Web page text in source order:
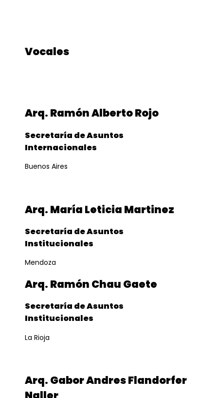
Vocales
Arq. Ramón Alberto Rojo
Secretaría de Asuntos
Internacionales
Buenos Aires
Arq. María Leticia Martinez
Secretaría de Asuntos
Institucionales
Mendoza
Arq. Ramón Chau Gaete
Secretaría de Asuntos
Institucionales
La Rioja
Arq. Gabor Andres Flandorfer